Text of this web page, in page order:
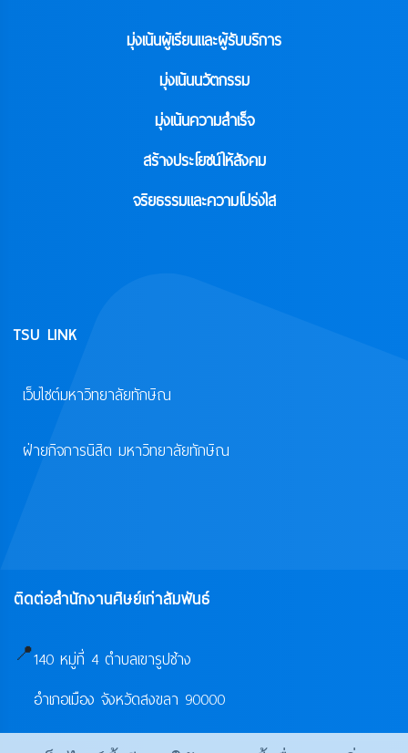
มุ่งเน้นผู้เรียนและผู้รับบริการ
มุ่งเน้นนวัตกรรม
มุ่งเน้นความสำเร็จ
สร้างประโยชน์ให้สังคม
จริยธรรมและความโปร่งใส
TSU LINK
เว็บไซต์มหาวิทยาลัยทักษิณ
ฝ่ายกิจการนิสิต มหาวิทยาลัยทักษิณ
ติดต่อสำนักงานศิษย์เก่าสัมพันธ์
📍140 หมู่ที่ 4 ตำบลเขารูปช้าง
อำเภอเมือง จังหวัดสงขลา 90000